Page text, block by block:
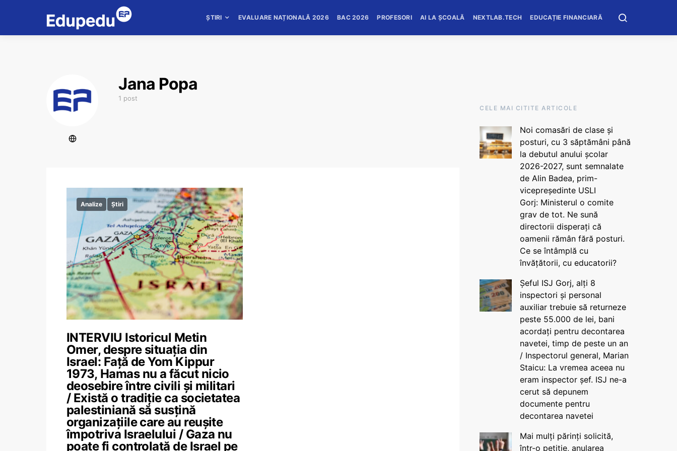
ȘTIRI EVALUARE NAȚIONALĂ 2026 BAC 2026 PROFESORI AI LA ȘCOALĂ NEXTLAB.TECH EDUCAȚIE FINANCIARĂ
Jana Popa
1 post
Analize Știri
INTERVIU Istoricul Metin
Omer, despre situația din
Israel: Față de Yom Kippur
1973, Hamas nu a făcut nicio
deosebire între civili și militari
/ Există o tradiție ca societatea
palestiniană să susțină
organizațiile care au reușite
împotriva Israelului / Gaza nu
poate fi controlată de Israel pe
CELE MAI CITITE ARTICOLE
Noi comasări de clase și
posturi, cu 3 săptămâni până
la debutul anului școlar
2026-2027, sunt semnalate
de Alin Badea, prim-
vicepreședinte USLI
Gorj: Ministerul o comite
grav de tot. Ne sună
directorii disperați că
oamenii rămân fără posturi.
Ce se întâmplă cu
învățătorii, cu educatorii?
Șeful ISJ Gorj, alți 8
inspectori și personal
auxiliar trebuie să returneze
peste 55.000 de lei, bani
acordați pentru decontarea
navetei, timp de peste un an
/ Inspectorul general, Marian
Staicu: La vremea aceea nu
eram inspector șef. ISJ ne-a
cerut să depunem
documente pentru
decontarea navetei
Mai mulți părinți solicită,
într-o petiție, anularea